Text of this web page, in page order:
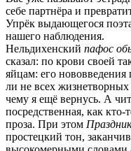
себе партнёра и
Упрёк выдающегося
нашего наблюдения.
Нельдихенский пафос
сказал: по крови своей
яйцам: его
ли не всех
чему я ещё вернусь. А
посредственная, как кто-
проза. При этом
простецкий тон,